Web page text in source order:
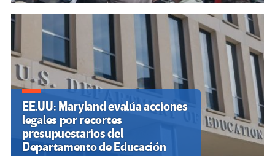
EE.UU: Maryland evalúa acciones
legales por recortes
presupuestarios del
Departamento de Educación